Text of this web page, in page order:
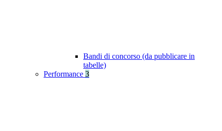
Bandi di concorso (da pubblicare in
tabelle)
Performance 3